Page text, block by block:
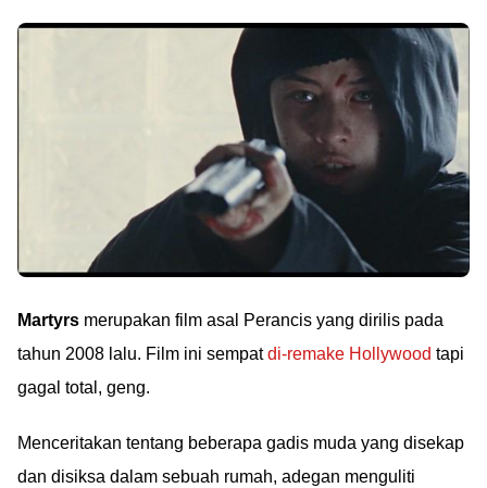
Martyrs merupakan film asal Perancis yang dirilis pada
tahun 2008 lalu. Film ini sempatdi-remake Hollywood tapi
gagal total, geng.
Menceritakan tentang beberapa gadis muda yang disekap
dan disiksa dalam sebuah rumah, adegan menguliti